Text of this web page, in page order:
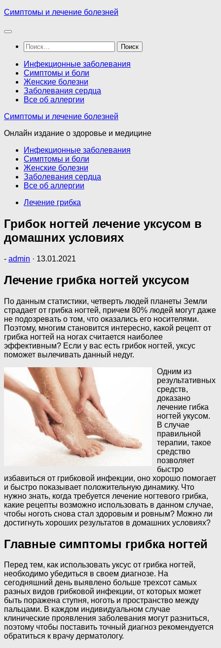
Перейти
содержимому
Симптомы и лечение болезней
Найти:
Инфекционные заболевания
Симптомы и боли
Женские болезни
Заболевания сердца
Все об аллергии
Симптомы и лечение болезней
Онлайн издание о здоровье и медицине
Инфекционные заболевания
Симптомы и боли
Женские болезни
Заболевания сердца
Все об аллергии
Лечение грибка
Грибок ногтей лечение уксусом в
домашних условиях
- admin · 13.01.2021
Лечение грибка ногтей уксусом
По данным статистики, четверть людей планеты Земли
страдает от грибка ногтей, причем 80% людей могут даже
не подозревать о том, что оказались его носителями.
Поэтому, многим становится интересно, какой рецепт от
грибка ногтей на ногах считается наиболее
эффективным? Если у вас есть грибок ногтей, уксус
поможет вылечивать данный недуг.
Одним из
результативных
средств,
доказано
лечение гибка
ногтей укусом.
В случае
правильной
терапии, такое
средство
позволяет
быстро
избавиться от грибковой инфекции, оно хорошо помогает
и быстро показывает положительную динамику. Что
нужно знать, когда требуется лечение ногтевого грибка,
какие рецепты возможно использовать в данном случае,
чтобы ноготь снова стал здоровым и ровным? Можно ли
достигнуть хороших результатов в домашних условиях?
Главные симптомы грибка ногтей
Перед тем, как использовать уксус от грибка ногтей,
необходимо убедиться в своем диагнозе. На
сегодняшний день выявлено больше трехсот самых
разных видов грибковой инфекции, от которых может
быть поражена ступня, ноготь и пространство между
пальцами. В каждом индивидуальном случае
клинические проявления заболевания могут разниться,
поэтому чтобы поставить точный диагноз рекомендуется
обратиться к врачу дерматологу.